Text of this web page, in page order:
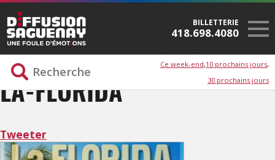
BILLETTERIE
418.698.4080
Ce week-end 10 prochains jours
30 prochains jours
LA-FLORIDA
Tweeter